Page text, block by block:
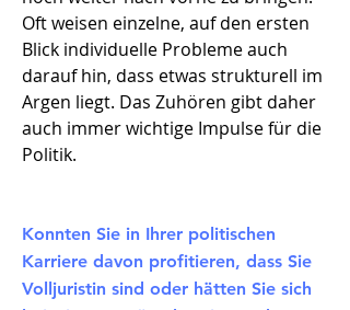
Oft weisen einzelne, auf den ersten
Blick individuelle Probleme auch
darauf hin, dass etwas strukturell im
Argen liegt. Das Zuhören gibt daher
auch immer wichtige Impulse für die
Politik.
Konnten Sie in Ihrer politischen
Karriere davon profitieren, dass Sie
Volljuristin sind oder hätten Sie sich